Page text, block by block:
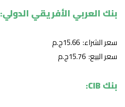
بنك العربي الأفريقي الدولي:
سعر الشراء: 15.66ج.م
سعر البيع: 15.76ج.م
بنك CIB: